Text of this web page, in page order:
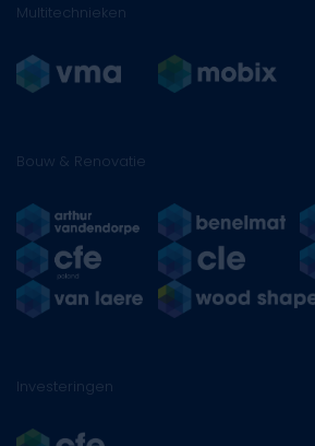
Multitechnieken
Bouw & Renovatie
Investeringen